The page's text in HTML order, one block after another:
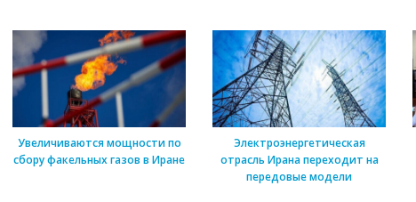
Увеличиваются мощности по
сбору факельных газов в Иране
Электроэнергетическая
отрасль Ирана переходит на
передовые модели